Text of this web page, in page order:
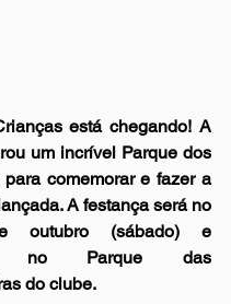
está chegando! A
um incrível Parque dos
para comemorar e fazer a
A festança será no
outubro (sábado) e
no Parque das
do clube.